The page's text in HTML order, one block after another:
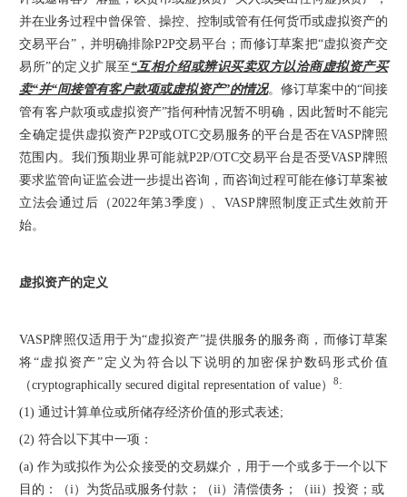
并在业务过程中曾保管、操控、控制或管有任何货币或虚拟资产的
交易平台”，并明确排除P2P交易平台；而修订草案把“虚拟资产交
易所”的定义扩展至 “互相介绍或辨识买卖双方以洽商虚拟资产买
卖“并“间接管有客户款项或虚拟资产”的情况。修订草案中的“间接
管有客户款项或虚拟资产”指何种情况暂不明确，因此暂时不能完
全确定提供虚拟资产P2P或OTC交易服务的平台是否在VASP牌照
范围内。我们预期业界可能就P2P/OTC交易平台是否受VASP牌照
要求监管向证监会进一步提出咨询，而咨询过程可能在修订草案被
立法会通过后（2022年第3季度）、VASP牌照制度正式生效前开
始。
虚拟资产的定义
VASP牌照仅适用于为“虚拟资产”提供服务的服务商，而修订草案
将“虚拟资产”定义为符合以下说明的加密保护数码形式价值
（cryptographically secured digital representation of value）
8:
(1) 通过计算单位或所储存经济价值的形式表述;
(2) 符合以下其中一项：
(a) 作为或拟作为公众接受的交易媒介，用于一个或多于一个以下
目的：（i）为货品或服务付款；（ii）清偿债务；（iii）投资；或